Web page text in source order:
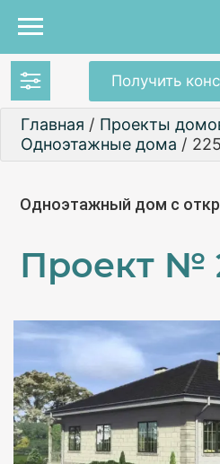
Получить
Главная / Проекты
Одноэтажные дома /
Одноэтажный дом с
Проект №